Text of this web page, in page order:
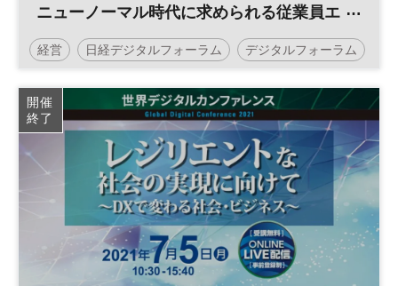
ニューノーマル時代に求められる従業員エ
ンゲージメントと企業経営
経営 日経デジタルフォーラム デジタルフォーラム
業務効率化 DX エンゲージメント
参加無料
開催
終了